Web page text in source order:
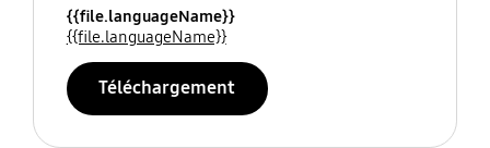
{{file.languageName}}
{{file.languageName}}
Téléchargement